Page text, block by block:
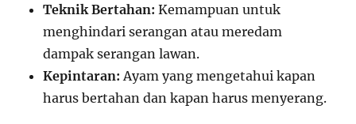
Teknik Bertahan: Kemampuan untuk
menghindari serangan atau meredam
dampak serangan lawan.
Kepintaran: Ayam yang mengetahui kapan
harus bertahan dan kapan harus menyerang.